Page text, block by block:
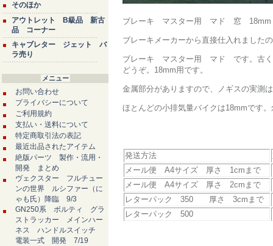
そのほか
アウトレット B級品 新古
品 コーナー
キャブレター ジェット バ
ラ売り
メニュー
お問い合わせ
プライバシーについて
ご利用規約
支払い・送料について
特定商取引法の表記
最近出品されたアイテム
絶版パーツ 製作・流用・
開発 まとめ
ヴェクスター フルチュー
ンの世界 ルシファー（に
ゃも氏）降臨 9/3
GN250系 ボルティ グラ
ストラッカー メインハー
ネス ハンドルスイッチ
電装一式 開発 7/19
ブレーキ マスター用 マド 窓
ブレーキメーカーから直接仕入れました
ブレーキ マスター用 マド です。古く
どうぞ。18mm用です。
金属部分がありますので、ノギスの実測
ほとんどの小排気量バイクは18mmです
発送方法
メール便 A4サイズ 厚さ 1cmまで
メール便 A4サイズ 厚さ 2cmまで
レターパック 350 厚さ 3cmまで
レターパック 500